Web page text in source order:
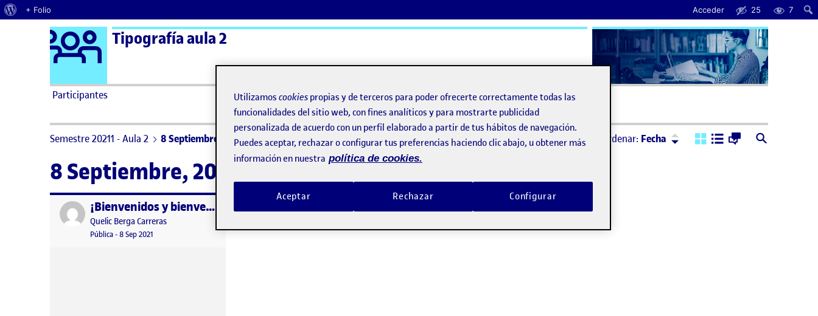
Acerca de WordPress
+ Folio Acceder 25 7
Saltar al contenido Logo Ágora
Tipografía aula 2
Participantes ActiFolios Ayuda
Semestre 20211 - Aula 2 8 Septiembre, 2021 Ordenar: Fecha Ordenar:Descendente
8 Septiembre, 2021
Publicado por ¡Bienvenidos y bienvenidas!
Publicado por
Quelic Berga Carreras
Visibilidad:
Pública-Fecha de publicación
8 Sep 2021 9 septiembre, 2021 2:49 pm
Utilizamos cookies propias y de terceros para poder ofrecerte correctamente todas las
funcionalidades del sitio web, con fines analíticos y para mostrarte publicidad
personalizada de acuerdo con un perfil elaborado a partir de tus hábitos de navegación.
Puedes aceptar, rechazar o configurar tus preferencias haciendo clic abajo, u obtener más
información en nuestra política de cookies.
Rechazar
Aceptar Configurar